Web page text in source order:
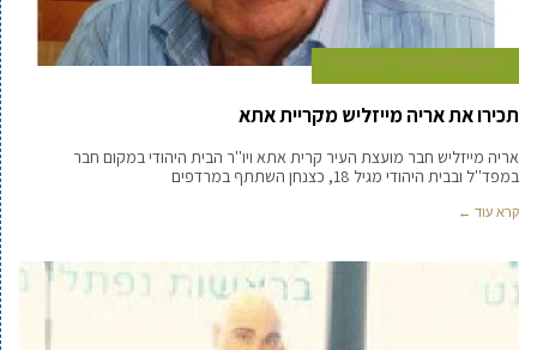
24 באוגוסט 2015 כתב אורח
תכירו את אריה מייזליש מקריית אתא
אריה מייזליש חבר מועצת העיר קרית אתא ויו''ר הבית היהודי במקום חבר
במפד''ל ובבית היהודי מגיל 18, כצנחן השתתף במרדפים
קרא עוד ←